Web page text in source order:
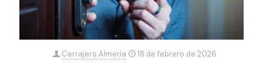
Cerrajero Almería 18 de febrero de 2026